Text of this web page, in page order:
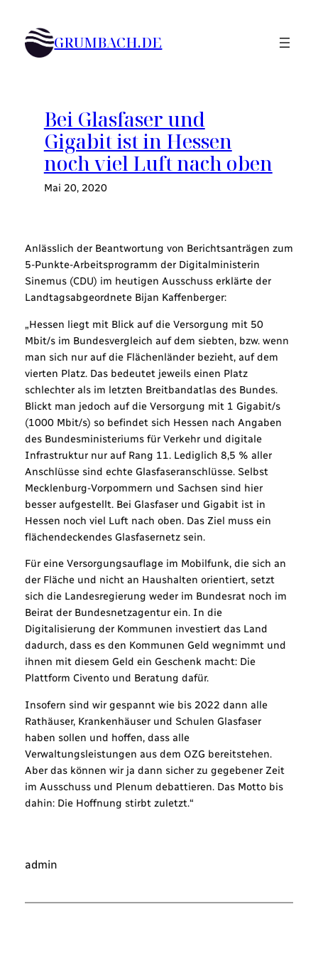
Inhalt
springen GRUMBACH.DE
Bei Glasfaser und
Gigabit ist in Hessen
noch viel Luft nach oben
Mai 20, 2020
Anlässlich der Beantwortung von Berichtsanträgen zum
5-Punkte-Arbeitsprogramm der Digitalministerin
Sinemus (CDU) im heutigen Ausschuss erklärte der
Landtagsabgeordnete Bijan Kaffenberger:
„Hessen liegt mit Blick auf die Versorgung mit 50
Mbit/s im Bundesvergleich auf dem siebten, bzw. wenn
man sich nur auf die Flächenländer bezieht, auf dem
vierten Platz. Das bedeutet jeweils einen Platz
schlechter als im letzten Breitbandatlas des Bundes.
Blickt man jedoch auf die Versorgung mit 1 Gigabit/s
(1000 Mbit/s) so befindet sich Hessen nach Angaben
des Bundesministeriums für Verkehr und digitale
Infrastruktur nur auf Rang 11. Lediglich 8,5 % aller
Anschlüsse sind echte Glasfaseranschlüsse. Selbst
Mecklenburg-Vorpommern und Sachsen sind hier
besser aufgestellt. Bei Glasfaser und Gigabit ist in
Hessen noch viel Luft nach oben. Das Ziel muss ein
flächendeckendes Glasfasernetz sein.
Für eine Versorgungsauflage im Mobilfunk, die sich an
der Fläche und nicht an Haushalten orientiert, setzt
sich die Landesregierung weder im Bundesrat noch im
Beirat der Bundesnetzagentur ein. In die
Digitalisierung der Kommunen investiert das Land
dadurch, dass es den Kommunen Geld wegnimmt und
ihnen mit diesem Geld ein Geschenk macht: Die
Plattform Civento und Beratung dafür.
Insofern sind wir gespannt wie bis 2022 dann alle
Rathäuser, Krankenhäuser und Schulen Glasfaser
haben sollen und hoffen, dass alle
Verwaltungsleistungen aus dem OZG bereitstehen.
Aber das können wir ja dann sicher zu gegebener Zeit
im Ausschuss und Plenum debattieren. Das Motto bis
dahin: Die Hoffnung stirbt zuletzt.“
admin